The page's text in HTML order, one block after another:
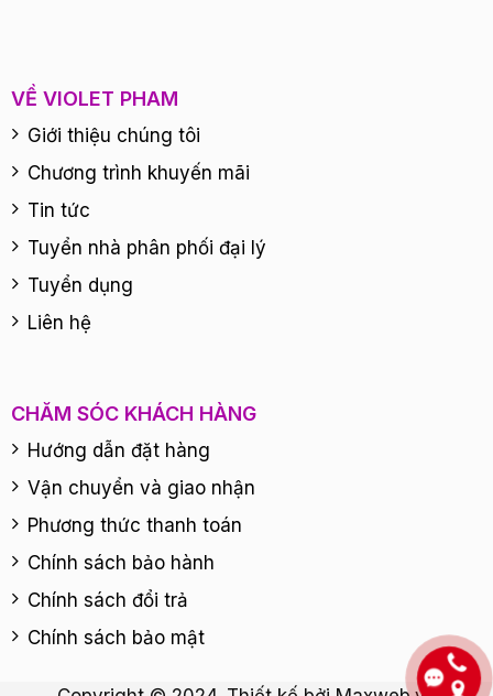
VỀ VIOLET PHAM
Giới thiệu chúng tôi
Chương trình khuyến mãi
Tin tức
Tuyển nhà phân phối đại lý
Tuyển dụng
Liên hệ
CHĂM SÓC KHÁCH HÀNG
Hướng dẫn đặt hàng
Vận chuyển và giao nhận
Phương thức thanh toán
Chính sách bảo hành
Chính sách đổi trả
Chính sách bảo mật